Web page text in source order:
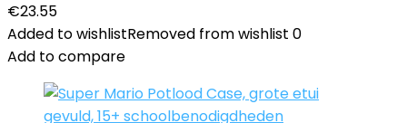
€23.55
Added to wishlistRemoved from wishlist 0
Add to compare